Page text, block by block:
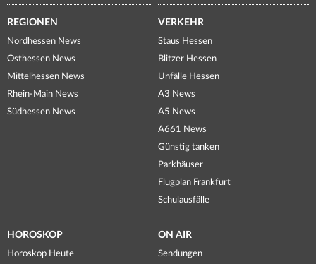
REGIONEN
Nordhessen News
Osthessen News
Mittelhessen News
Rhein-Main News
Südhessen News
VERKEHR
Staus Hessen
Blitzer Hessen
Unfälle Hessen
A3 News
A5 News
A661 News
Günstig tanken
Parkhäuser
Flugplan Frankfurt
Schulausfälle
HOROSKOP
Horoskop Heute
ON AIR
Sendungen